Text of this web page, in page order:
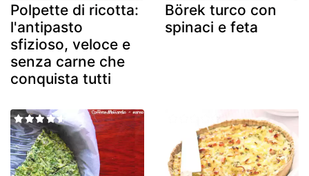
Polpette di ricotta:
l'antipasto
sfizioso, veloce e
senza carne che
conquista tutti
Börek turco con
spinaci e feta